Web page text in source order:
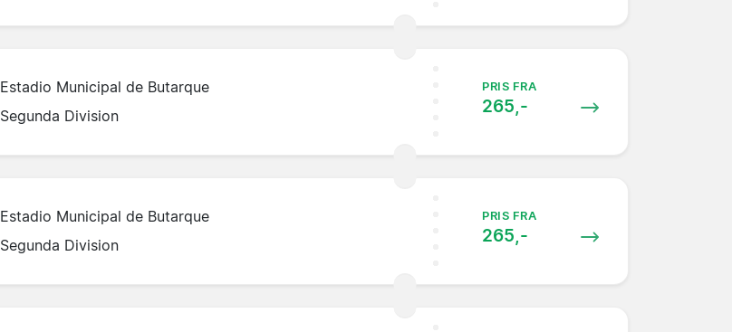
Estadio Municipal de Butarque
Segunda Division
PRIS FRA
265,-
Estadio Municipal de Butarque
Segunda Division
PRIS FRA
265,-